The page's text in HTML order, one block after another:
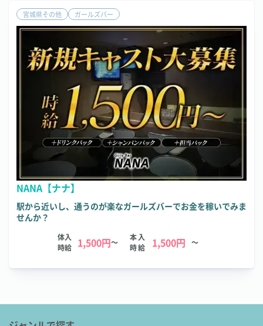
宮城県その他 ガールズバー
NANA【ナナ】
駅から近いし、通うのが楽なガールズバーでお金を稼いでみま
せんか？
体入
時給
1,500円～
本入
時給
1,500円 ～